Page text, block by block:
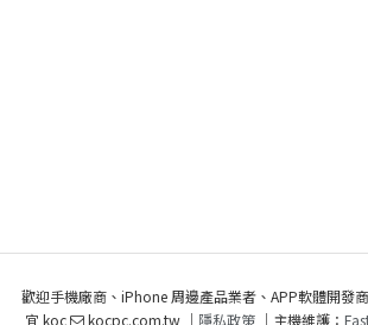
歡迎手機廠商、iPhone 周邊產品業者、APP軟體開發
宜 koc
kocpc.com.tw ｜ 隱私政策｜主機維護：